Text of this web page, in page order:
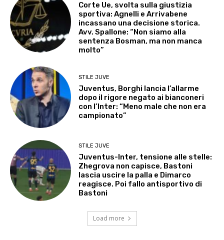
Corte Ue, svolta sulla giustizia
sportiva: Agnelli e Arrivabene
incassano una decisione storica.
Avv. Spallone: “Non siamo alla
sentenza Bosman, ma non manca
molto”
STILE JUVE
Juventus, Borghi lancia l’allarme
dopo il rigore negato ai bianconeri
con l’Inter: “Meno male che non era
campionato”
STILE JUVE
Juventus-Inter, tensione alle stelle:
Zhegrova non capisce, Bastoni
lascia uscire la palla e Dimarco
reagisce. Poi fallo antisportivo di
Bastoni
Load more